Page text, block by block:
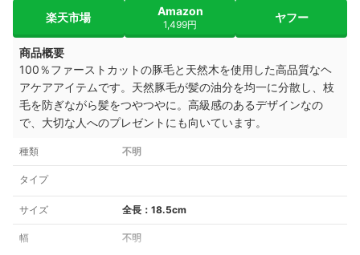
楽天市場 Amazon
1,499円
ヤフー
商品概要
100％ファーストカットの豚毛と天然木を使用した高品質なヘ
アケアアイテムです。天然豚毛が髪の油分を均一に分散し、枝
毛を防ぎながら髪をつやつやに。高級感のあるデザインなの
で、大切な人へのプレゼントにも向いています。
種類 不明
タイプ
サイズ 全長：18.5cm
幅 不明